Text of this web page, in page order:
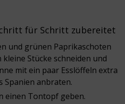
für Schritt zubereitet
und grünen Paprikaschoten
kleine Stücke schneiden und
mit ein paar Esslöffeln extra
Spanien anbraten.
einen Tontopf geben.